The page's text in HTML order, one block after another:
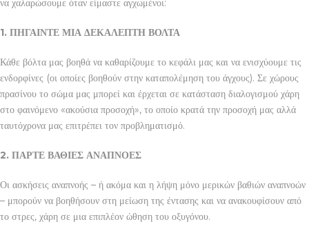
1. ΠΗΓΑΙΝΤΕ ΜΙΑ ΔΕΚΑΛΕΠΤΗ ΒΟΛΤΑ
Κάθε βόλτα μας βοηθά να καθαρίζουμε το κεφάλι μας και να ενισχύουμε τις
ενδορφίνες (οι οποίες βοηθούν στην καταπολέμηση του άγχους). Σε χώρους
πρασίνου το σώμα μας μπορεί και έρχεται σε κατάσταση διαλογισμού χάρη
στο φαινόμενο «ακούσια προσοχή», το οποίο κρατά την προσοχή μας αλλά
ταυτόχρονα μας επιτρέπει τον προβληματισμό.
2. ΠΑΡΤΕ ΒΑΘΙΕΣ ΑΝΑΠΝΟΕΣ
Οι ασκήσεις αναπνοής – ή ακόμα και η λήψη μόνο μερικών βαθιών αναπνοών
– μπορούν να βοηθήσουν στη μείωση της έντασης και να ανακουφίσουν από
το στρες, χάρη σε μια επιπλέον ώθηση του οξυγόνου.